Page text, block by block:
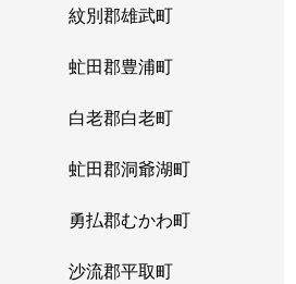
紋別郡雄武町
虻田郡豊浦町
白老郡白老町
虻田郡洞爺湖町
勇払郡むかわ町
沙流郡平取町